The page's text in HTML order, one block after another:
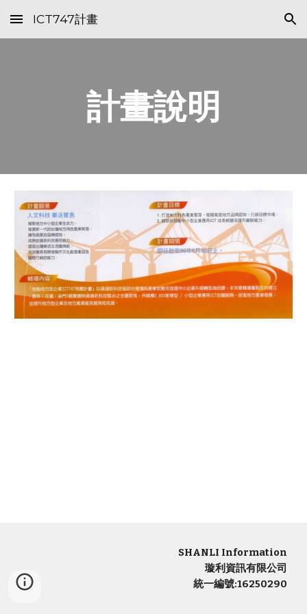
Skip to main content Skip to navigation
ICT747計畫
計畫說明
SHANLI Information
璇利資訊有限公司
統一編號:16250290